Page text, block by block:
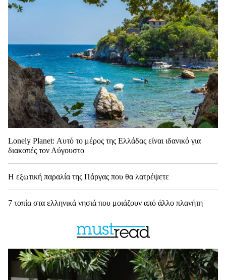
Lonely Planet: Αυτό το μέρος της Ελλάδας είναι ιδανικό για
διακοπές τον Αύγουστο
Η εξωτική παραλία της Πάργας που θα λατρέψετε
7 τοπία στα ελληνικά νησιά που μοιάζουν από άλλο πλανήτη